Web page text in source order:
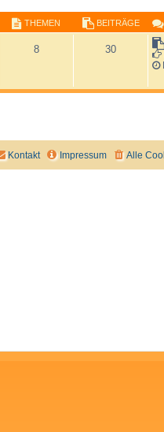
THEMEN BEITRÄGE
8 30
Alle
Impressum
Kontakt